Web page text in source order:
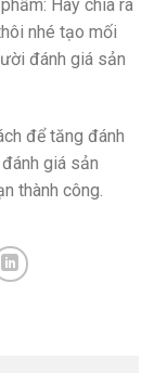
Hãy chia ra
nhé tạo mối
đánh giá sản
để tăng đánh
giá sản
thành công.